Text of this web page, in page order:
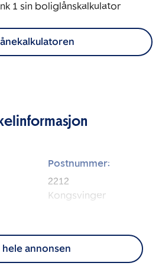
1 sin boliglånskalkulator
Postnummer:
2212
Kongsvinger
2
hele annonsen